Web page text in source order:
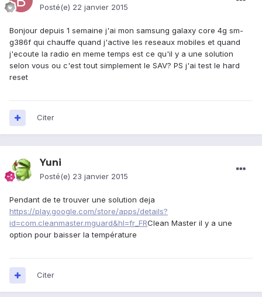
Posté(e) 22 janvier 2015
Bonjour depuis 1 semaine j'ai mon samsung galaxy core 4g sm-
g386f qui chauffe quand j'active les reseaux mobiles et quand
j'ecoute la radio en meme temps est ce qu'il y a une solution
selon vous ou c'est tout simplement le SAV? PS j'ai test le hard
reset
Citer
Yuni
Posté(e) 23 janvier 2015
Pendant de te trouver une solution deja
https://play.google.com/store/apps/details?
id=com.cleanmaster.mguard&hl=fr_FRClean Master il y a une
option pour baisser la température
Citer